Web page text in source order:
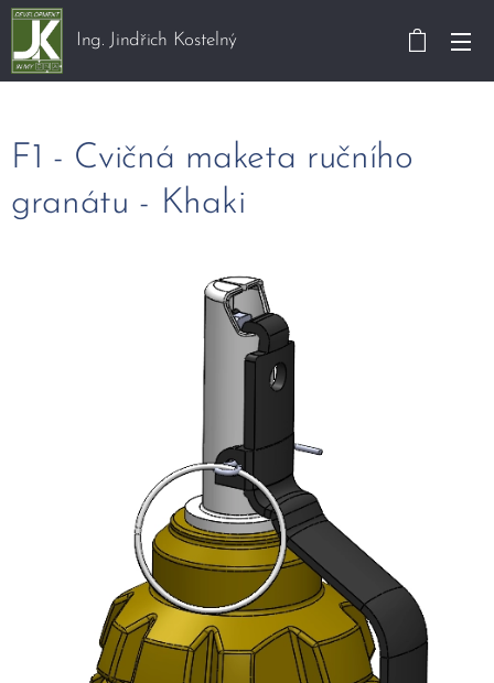
Ing. Jindřich Kostelný
F1 - Cvičná maketa ručního
granátu - Khaki